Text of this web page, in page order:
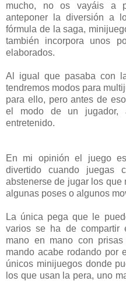
mucho, no os vayáis a
anteponer la diversión a
fórmula de la saga,
también incorpora unos
elaborados.
Al igual que pasaba con
tendremos modos para
para ello, pero antes de
el modo de un
entretenido.
En mi opinión el juego
divertido cuando juegas
abstenerse de jugar los
algunas poses o algunos
La única pega que le
varios se ha de compartir
mano en mano con
mando acabe rodando por
únicos minijuegos donde
los que usan la pera, uno